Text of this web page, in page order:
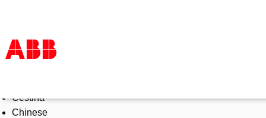
Products & Solutions
Industries
Čeština
Chinese